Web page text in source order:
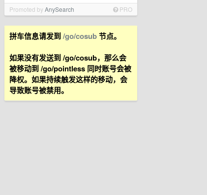
Promoted byAnySearch PRO
拼车信息请发到/go/cosub节点。
如果没有发送到 /go/cosub，那么会
被移动到 /go/pointless 同时账号会被
降权。如果持续触发这样的移动，会
导致账号被禁用。